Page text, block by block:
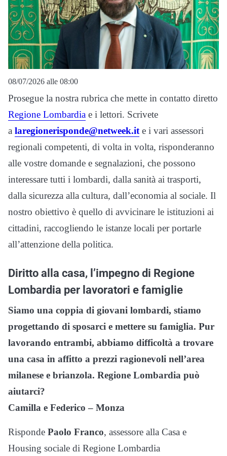
08/07/2026 alle 08:00
Prosegue la nostra rubrica che mette in contatto diretto
Regione Lombardia e i lettori. Scrivete
a laregionerisponde@netweek.it e i vari assessori
regionali competenti, di volta in volta, risponderanno
alle vostre domande e segnalazioni, che possono
interessare tutti i lombardi, dalla sanità ai trasporti,
dalla sicurezza alla cultura, dall’economia al sociale. Il
nostro obiettivo è quello di avvicinare le istituzioni ai
cittadini, raccogliendo le istanze locali per portarle
all’attenzione della politica.
Diritto alla casa, l’impegno di Regione
Lombardia per lavoratori e famiglie
Siamo una coppia di giovani lombardi, stiamo
progettando di sposarci e mettere su famiglia. Pur
lavorando entrambi, abbiamo difficoltà a trovare
una casa in affitto a prezzi ragionevoli nell’area
milanese e brianzola. Regione Lombardia può
aiutarci?
Camilla e Federico – Monza
Risponde Paolo Franco, assessore alla Casa e
Housing sociale di Regione Lombardia